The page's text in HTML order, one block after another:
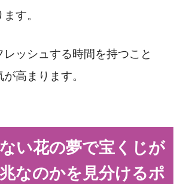
す。
ッシュする時間を持つこと
高まります。
い花の夢で宝くじが
なのかを見分けるポ